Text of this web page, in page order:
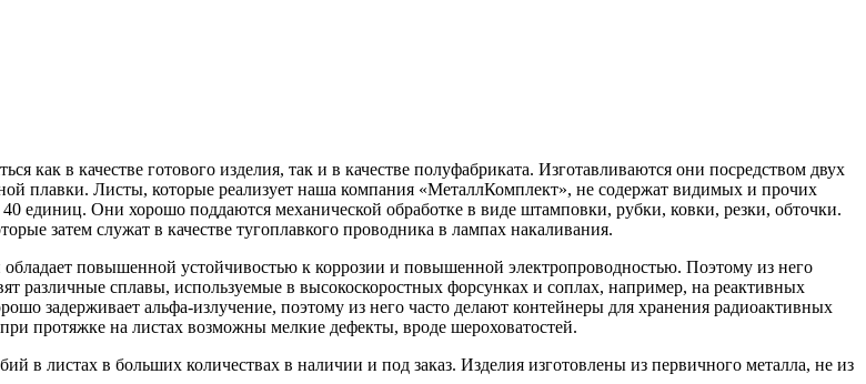
в качестве готового изделия, так и в качестве полуфабриката. Изготавливаются они посредством двух
плавки. Листы, которые реализует наша компания «МеталлКомплект», не содержат видимых и прочих
40 единиц. Они хорошо поддаются механической обработке в виде штамповки, рубки, ковки, резки, обточки.
затем служат в качестве тугоплавкого проводника в лампах накаливания.
повышенной устойчивостью к коррозии и повышенной электропроводностью. Поэтому из него
различные сплавы, используемые в высокоскоростных форсунках и соплах, например, на реактивных
задерживает альфа-излучение, поэтому из него часто делают контейнеры для хранения радиоактивных
протяжке на листах возможны мелкие дефекты, вроде шероховатостей.
в листах в больших количествах в наличии и под заказ. Изделия изготовлены из первичного металла, не из